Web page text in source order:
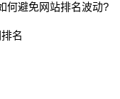
何避免网站排名波动?
名